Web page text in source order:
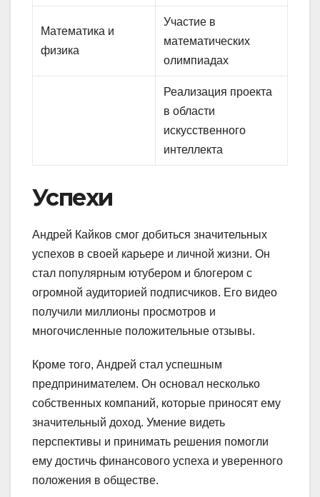
Математика и
физика
Участие в
математических
олимпиадах
Реализация проекта
в области
искусственного
интеллекта
Успехи
Андрей Кайков смог добиться значительных
успехов в своей карьере и личной жизни. Он
стал популярным ютубером и блогером с
огромной аудиторией подписчиков. Его видео
получили миллионы просмотров и
многочисленные положительные отзывы.
Кроме того, Андрей стал успешным
предпринимателем. Он основал несколько
собственных компаний, которые приносят ему
значительный доход. Умение видеть
перспективы и принимать решения помогли
ему достичь финансового успеха и уверенного
положения в обществе.